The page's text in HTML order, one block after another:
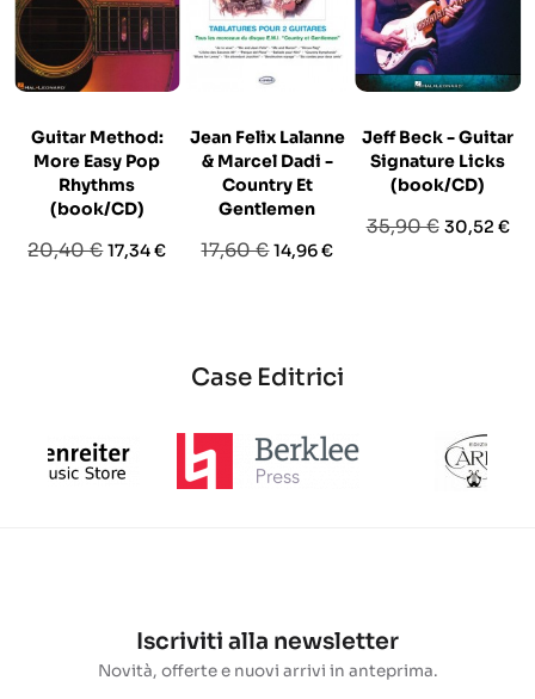
Guitar Method:
More Easy Pop
Rhythms
(book/CD)
Prezzo
20,40 €Prezzo
17,34 €
Jean Felix Lalanne
& Marcel Dadi -
Country Et
Gentlemen
Prezzo
17,60 €Prezzo
14,96 €
Jeff Beck - Guitar
Signature Licks
(book/CD)
Prezzo
35,90 € Prezzo
30,52 €
Case Editrici
Iscriviti alla newsletter
Novità, offerte e nuovi arrivi in anteprima.